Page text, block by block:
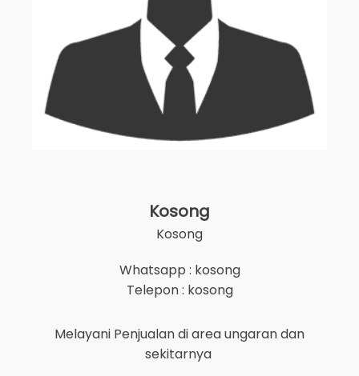
Kosong
Kosong
Whatsapp : kosong
Telepon : kosong
Melayani Penjualan di areaungarandan
sekitarnya